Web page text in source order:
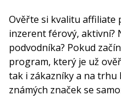
Ověřte si kvalitu
inzerent férový, aktivní?
podvodníka? Pokud
program, který je už
tak i zákazníky a na trhu
známých značek se